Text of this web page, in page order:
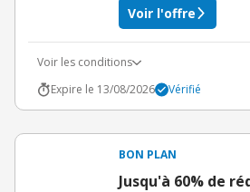
Voir l'offre
Voir les conditions
Expire le 13/08/2026
Vérifié
BON PLAN
Jusqu'à 60% de